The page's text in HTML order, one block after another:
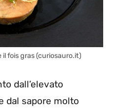
fois gras (curiosauro.it)
dall’elevato
dal sapore molto